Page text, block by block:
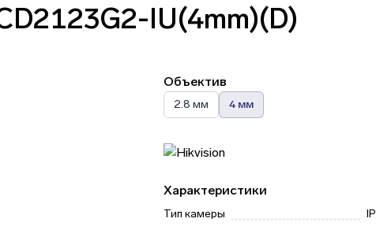
IU(4mm)(D)
Объектив
2.8 мм 4 мм
Характеристики
Тип камеры
IP